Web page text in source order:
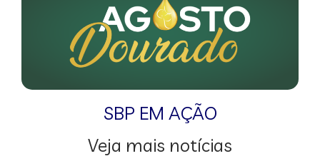
SBP EM AÇÃO
Veja mais notícias